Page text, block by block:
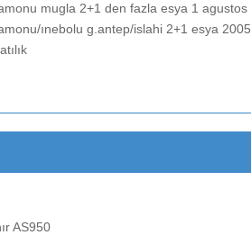
mugla 2+1 den fazla esya 1 agustos
ınebolu g.antep/islahi 2+1 esya 2005
AS950